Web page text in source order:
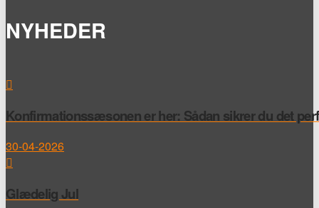
NYHEDER
Konfirmationssæsonen er her: Sådan sikrer du det
30-04-2026
Glædelig Jul